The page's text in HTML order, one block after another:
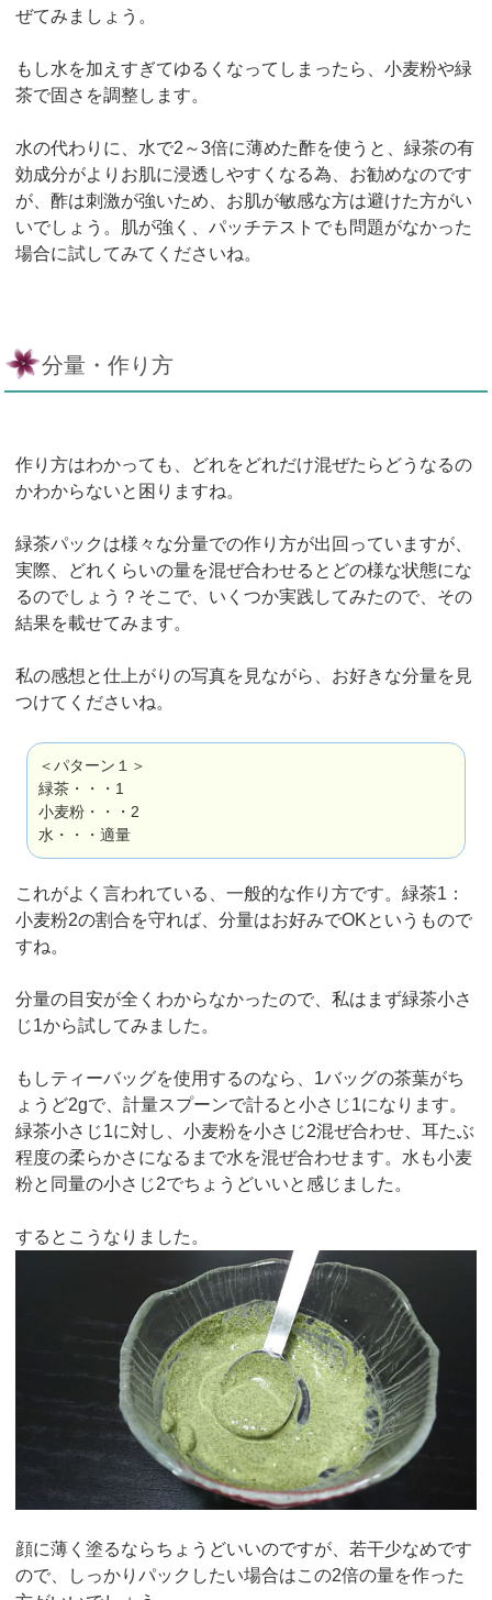
ぜてみましょう。
もし水を加えすぎてゆるくなってしまったら、小麦粉や緑
茶で固さを調整します。
水の代わりに、水で2～3倍に薄めた酢を使うと、緑茶の有
効成分がよりお肌に浸透しやすくなる為、お勧めなのです
が、酢は刺激が強いため、お肌が敏感な方は避けた方がい
いでしょう。肌が強く、パッチテストでも問題がなかった
場合に試してみてくださいね。
分量・作り方
作り方はわかっても、どれをどれだけ混ぜたらどうなるの
かわからないと困りますね。
緑茶パックは様々な分量での作り方が出回っていますが、
実際、どれくらいの量を混ぜ合わせるとどの様な状態にな
るのでしょう？そこで、いくつか実践してみたので、その
結果を載せてみます。
私の感想と仕上がりの写真を見ながら、お好きな分量を見
つけてくださいね。
＜パターン１＞
緑茶・・・1
小麦粉・・・2
水・・・適量
これがよく言われている、一般的な作り方です。緑茶1：
小麦粉2の割合を守れば、分量はお好みでOKというもので
すね。
分量の目安が全くわからなかったので、私はまず緑茶小さ
じ1から試してみました。
もしティーバッグを使用するのなら、1バッグの茶葉がち
ょうど2gで、計量スプーンで計ると小さじ1になります。
緑茶小さじ1に対し、小麦粉を小さじ2混ぜ合わせ、耳たぶ
程度の柔らかさになるまで水を混ぜ合わせます。水も小麦
粉と同量の小さじ2でちょうどいいと感じました。
するとこうなりました。
顔に薄く塗るならちょうどいいのですが、若干少なめです
ので、しっかりパックしたい場合はこの2倍の量を作った